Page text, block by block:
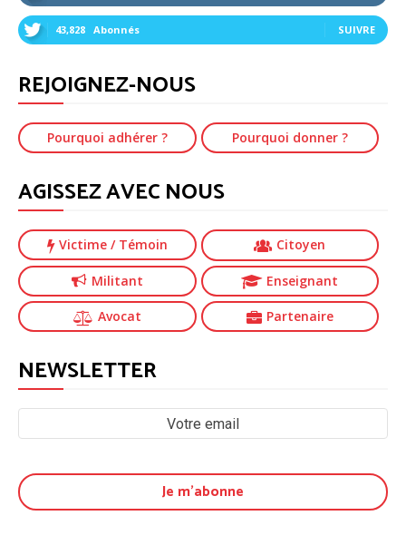
43,828 Abonnés SUIVRE
REJOIGNEZ-NOUS
Pourquoi adhérer ? Pourquoi donner ?
AGISSEZ AVEC NOUS
Victime / Témoin Citoyen
Militant Enseignant
Avocat Partenaire
NEWSLETTER